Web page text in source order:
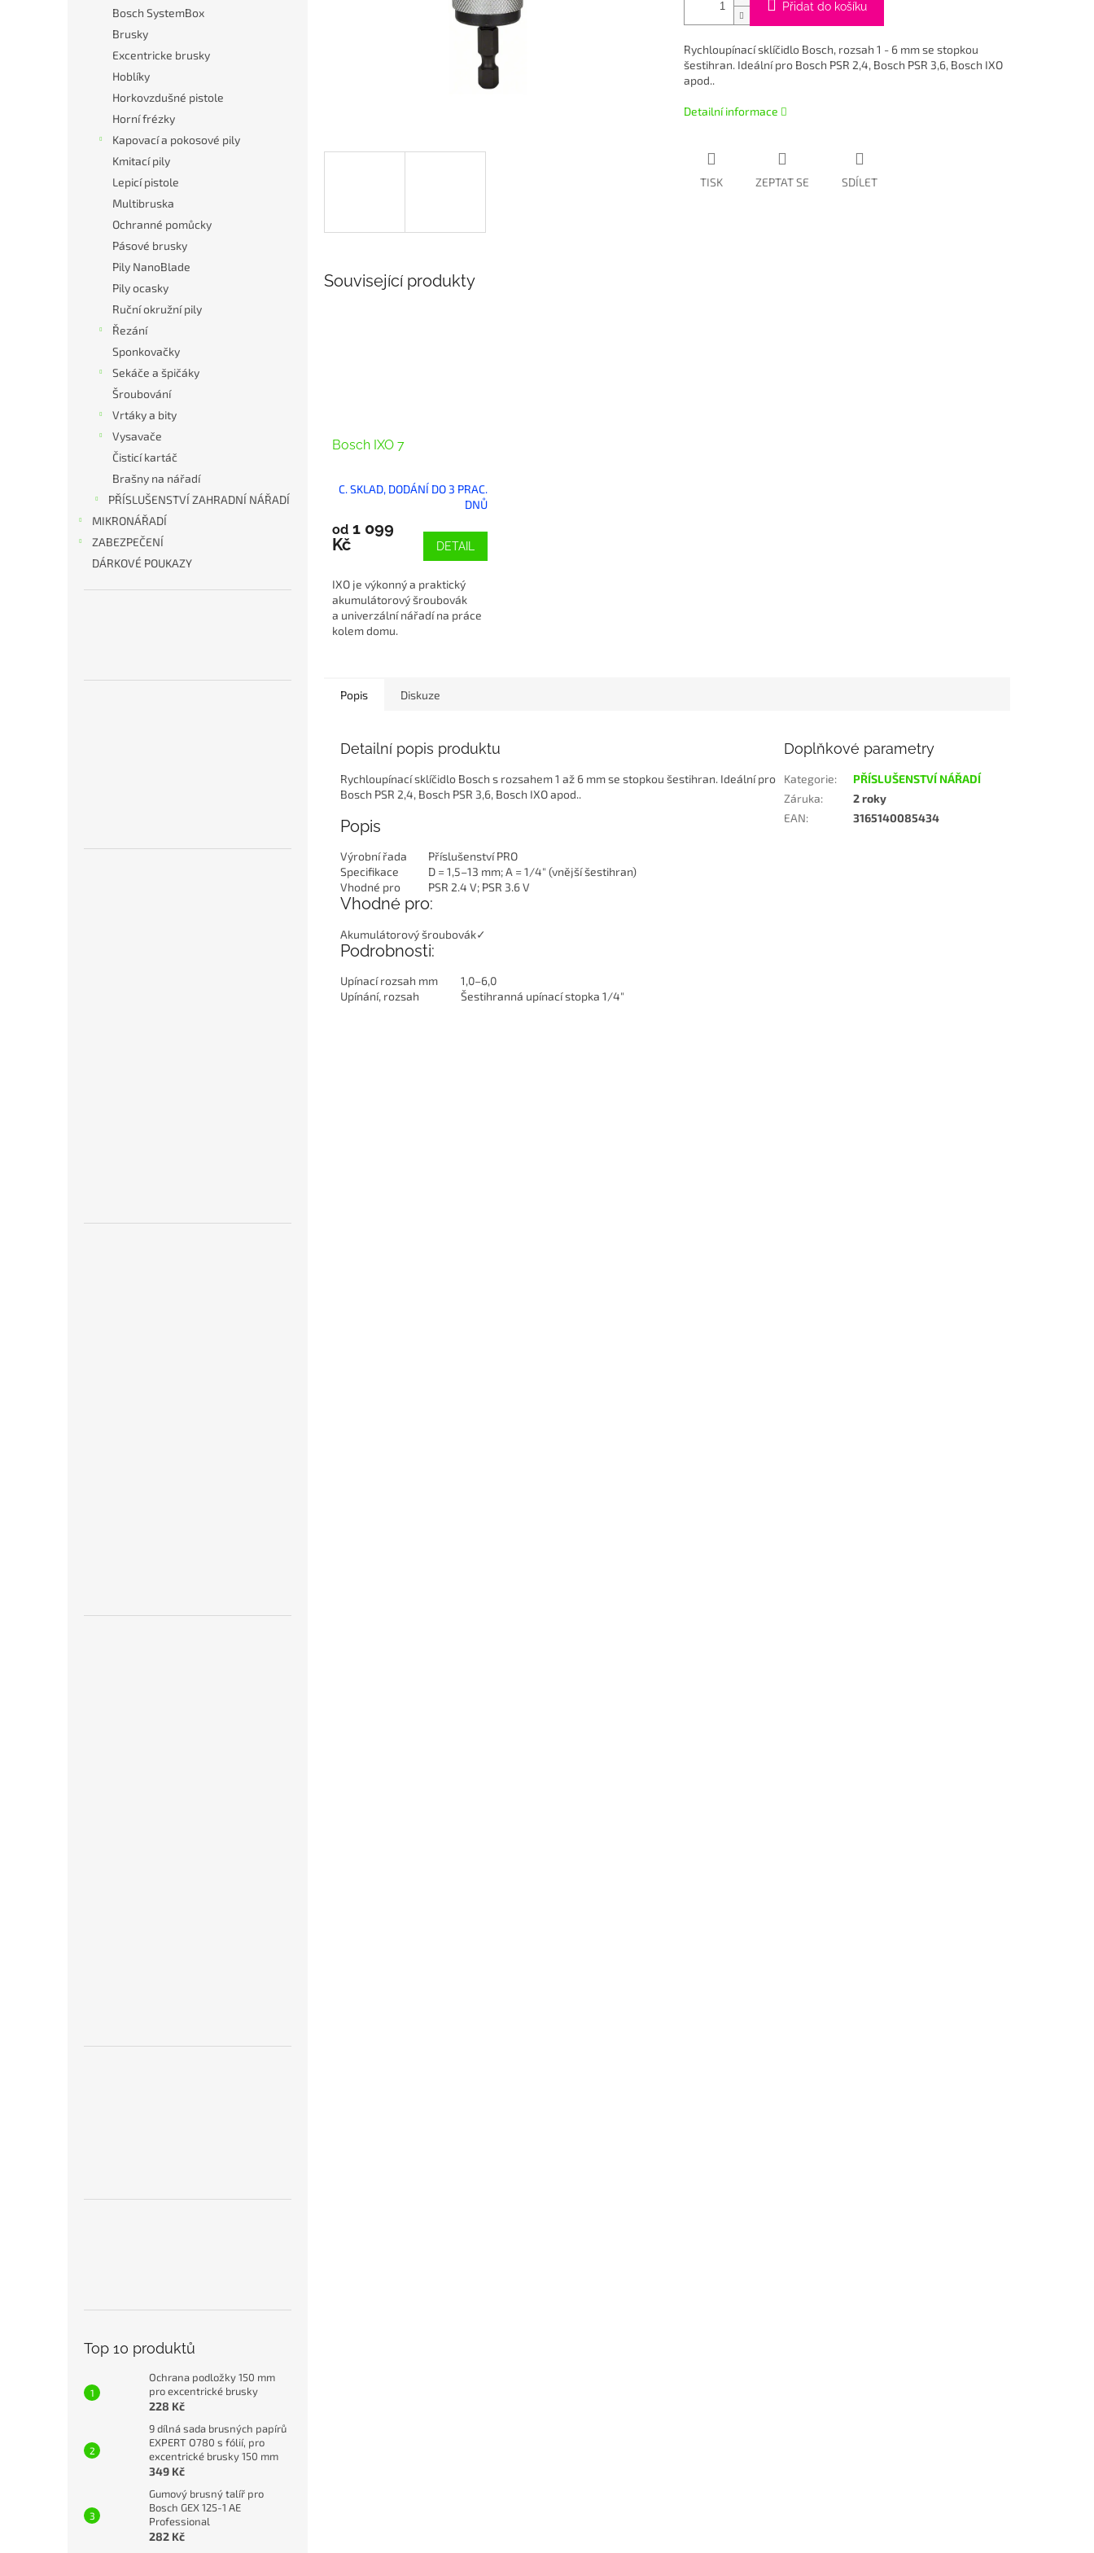
Bosch SystemBox
Brusky
Excentricke brusky
Hoblíky
Horkovzdušné pistole
Horní frézky
Kapovací a pokosové pily
Kmitací pily
Lepicí pistole
Multibruska
Ochranné pomůcky
Pásové brusky
Pily NanoBlade
Pily ocasky
Ruční okružní pily
Řezání
Sponkovačky
Sekáče a špičáky
Šroubování
Vrtáky a bity
Vysavače
Čisticí kartáč
Brašny na nářadí
PŘÍSLUŠENSTVÍ ZAHRADNÍ NÁŘADÍ
MIKRONÁŘADÍ
ZABEZPEČENÍ
DÁRKOVÉ POUKAZY
Top 10 produktů
Ochrana podložky 150 mm
pro excentrické brusky
228 Kč
9 dílná sada brusných papírů
EXPERT O780 s fólií, pro
excentrické brusky 150 mm
349 Kč
Gumový brusný talíř pro
Bosch GEX 125-1 AE
Professional
282 Kč
Přidat do košíku
Rychloupínací sklíčidlo Bosch, rozsah 1 - 6 mm se stopkou
šestihran. Ideální pro Bosch PSR 2,4, Bosch PSR 3,6, Bosch IXO
apod..
Detailní informace
TISK ZEPTAT SE SDÍLET
Související produkty
Bosch IXO 7
C. SKLAD, DODÁNÍ DO 3 PRAC.
DNŮ
od 1 099
Kč
DETAIL
IXO je výkonný a praktický
akumulátorový šroubovák
a univerzální nářadí na práce
kolem domu.
Popis Diskuze
Detailní popis produktu
Rychloupínací sklíčidlo Bosch s rozsahem 1 až 6 mm se stopkou šestihran. Ideální pro
Bosch PSR 2,4, Bosch PSR 3,6, Bosch IXO apod..
Popis
Výrobní řada
Příslušenství PRO
Specifikace
D = 1,5–13 mm; A = 1/4" (vnější šestihran)
Vhodné pro
PSR 2.4 V; PSR 3.6 V
Vhodné pro:
Akumulátorový šroubovák✓
Podrobnosti:
Upínací rozsah mm
1,0–6,0
Upínání, rozsah
Šestihranná upínací stopka 1/4"
Doplňkové parametry
Kategorie:
PŘÍSLUŠENSTVÍ NÁŘADÍ
Záruka:
2 roky
EAN: 3165140085434